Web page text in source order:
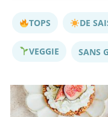
TOPS DE
VEGGIE SANS